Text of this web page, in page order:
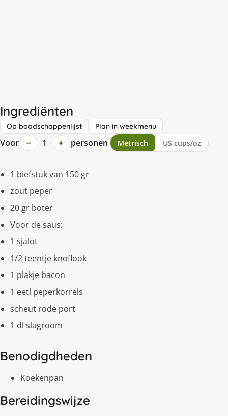
Ingrediënten
Op boodschappenlijst Plan in weekmenu
Voor − 1 + personen Metrisch US cups/oz
1 biefstuk van 150 gr
zout peper
20 gr boter
Voor de saus:
1 sjalot
1/2 teentje knoflook
1 plakje bacon
1 eetl peperkorrels
scheut rode port
1 dl slagroom
Benodigdheden
Koekenpan
Bereidingswijze